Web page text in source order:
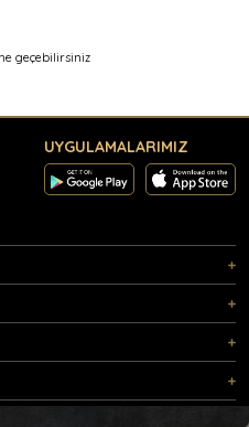
geçebilirsiniz
UYGULAMALARIMIZ